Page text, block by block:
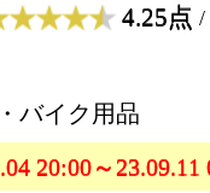
4.25点 /
バイク用品
20:00～23.09.11